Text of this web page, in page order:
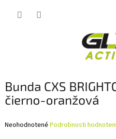
Bunda CXS
čierno-oranžová
Priemerné
Neohodnotené Podrobnosti